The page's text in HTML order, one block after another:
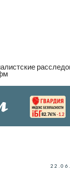
82.76% -1.2